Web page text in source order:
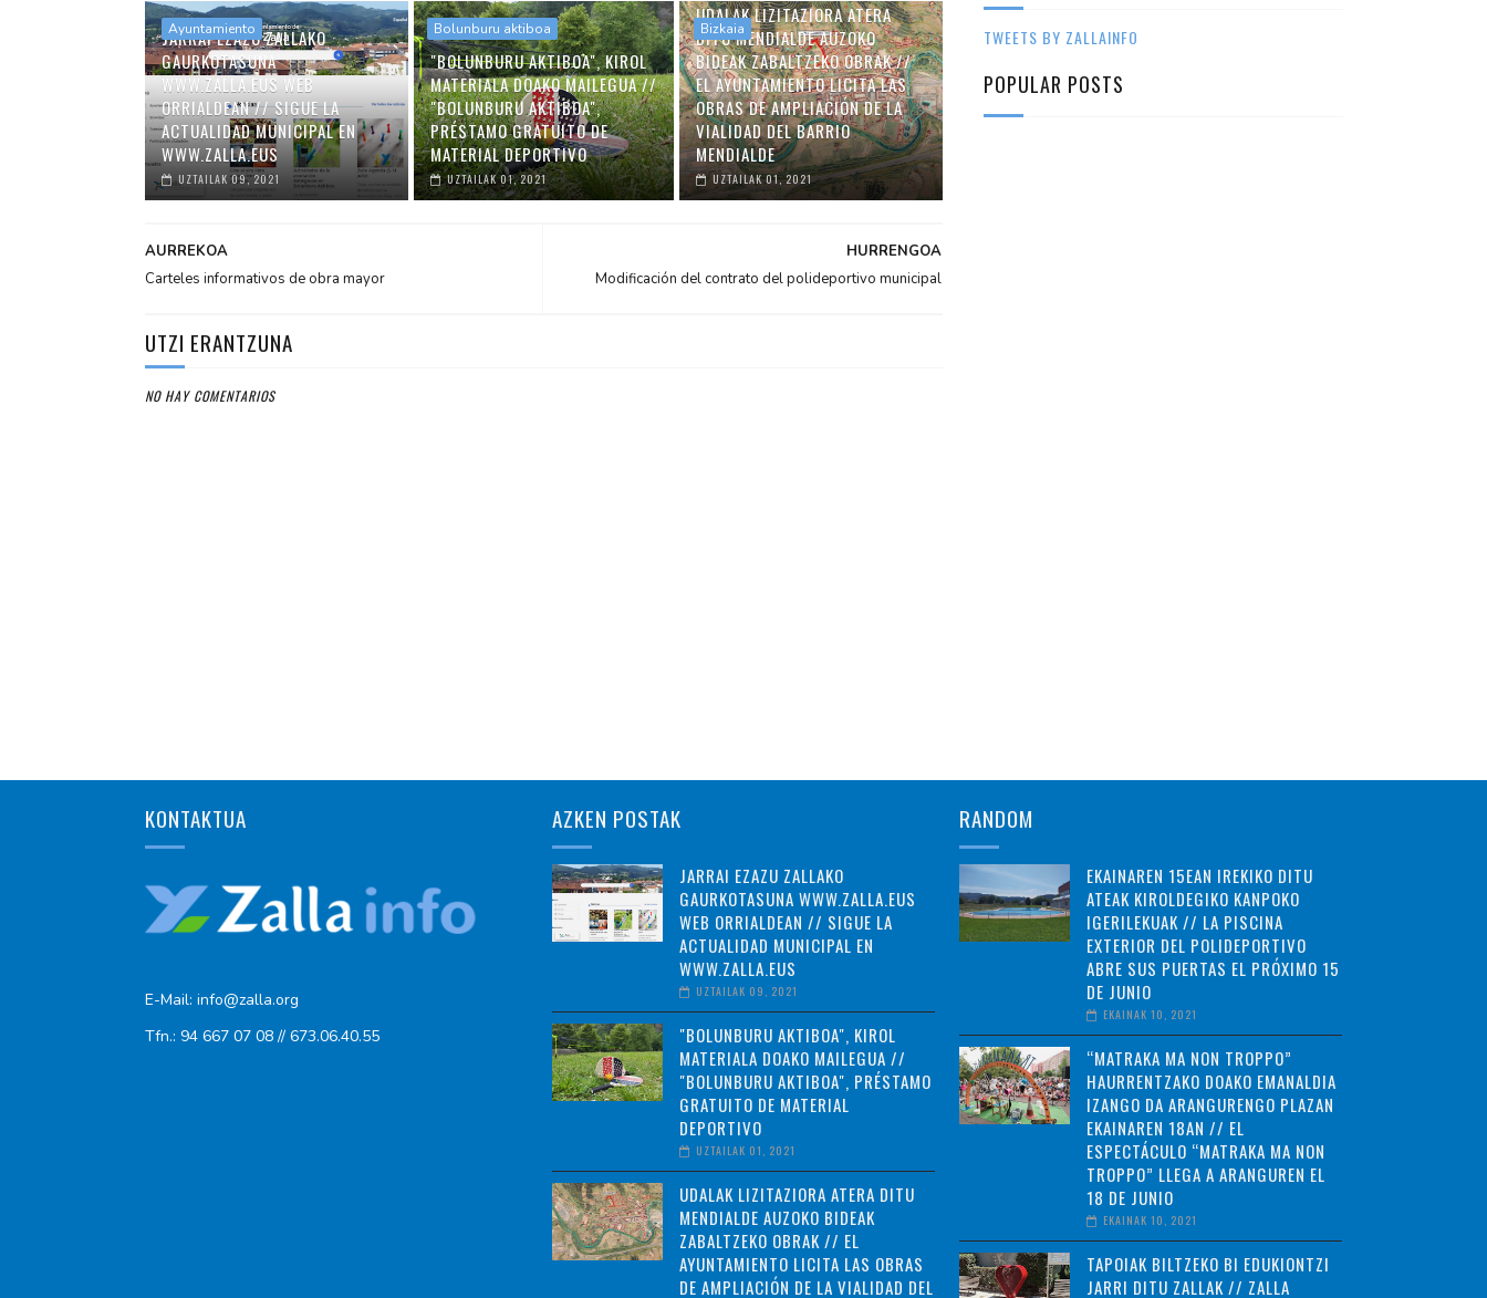
Ayuntamiento
JARRAI EZAZU ZALLAKO
GAURKOTASUNA
WWW.ZALLA.EUS WEB
ORRIALDEAN // SIGUE LA
ACTUALIDAD MUNICIPAL EN
WWW.ZALLA.EUS
UZTAILAK 09, 2021
Bolunburu aktiboa
"BOLUNBURU AKTIBOA", KIROL
MATERIALA DOAKO MAILEGUA //
"BOLUNBURU AKTIBOA",
PRÉSTAMO GRATUITO DE
MATERIAL DEPORTIVO
UZTAILAK 01, 2021
Bizkaia
UDALAK LIZITAZIORA ATERA
DITU MENDIALDE AUZOKO
BIDEAK ZABALTZEKO OBRAK //
EL AYUNTAMIENTO LICITA LAS
OBRAS DE AMPLIACIÓN DE LA
VIALIDAD DEL BARRIO
MENDIALDE
UZTAILAK 01, 2021
HURRENGOA
Modificación del contrato del polideportivo municipal
AURREKOA
Carteles informativos de obra mayor
UTZI ERANTZUNA
NO HAY COMENTARIOS
TWEETS BY ZALLAINFO
POPULAR POSTS
KONTAKTUA
E-Mail: info@zalla.org
Tfn.: 94 667 07 08 // 673.06.40.55
AZKEN POSTAK
JARRAI EZAZU ZALLAKO
GAURKOTASUNA WWW.ZALLA.EUS
WEB ORRIALDEAN // SIGUE LA
ACTUALIDAD MUNICIPAL EN
WWW.ZALLA.EUS
UZTAILAK 09, 2021
"BOLUNBURU AKTIBOA", KIROL
MATERIALA DOAKO MAILEGUA //
"BOLUNBURU AKTIBOA", PRÉSTAMO
GRATUITO DE MATERIAL
DEPORTIVO
UZTAILAK 01, 2021
UDALAK LIZITAZIORA ATERA DITU
MENDIALDE AUZOKO BIDEAK
ZABALTZEKO OBRAK // EL
AYUNTAMIENTO LICITA LAS OBRAS
DE AMPLIACIÓN DE LA VIALIDAD DEL
RANDOM
EKAINAREN 15EAN IREKIKO DITU
ATEAK KIROLDEGIKO KANPOKO
IGERILEKUAK // LA PISCINA
EXTERIOR DEL POLIDEPORTIVO
ABRE SUS PUERTAS EL PRÓXIMO 15
DE JUNIO
EKAINAK 10, 2021
“MATRAKA MA NON TROPPO”
HAURRENTZAKO DOAKO EMANALDIA
IZANGO DA ARANGURENGO PLAZAN
EKAINAREN 18AN // EL
ESPECTÁCULO “MATRAKA MA NON
TROPPO” LLEGA A ARANGUREN EL
18 DE JUNIO
EKAINAK 10, 2021
TAPOIAK BILTZEKO BI EDUKIONTZI
JARRI DITU ZALLAK // ZALLA